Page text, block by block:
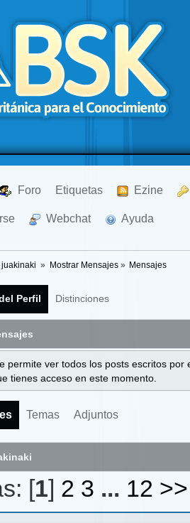
Foro Etiquetas Ezine
Webchat Ayuda
juakinaki » Mostrar Mensajes» Mensajes
Perfil Distinciones
permite ver todos los posts escritos
tienes acceso en este momento.
Temas Adjuntos
[1] 2 3 ... 12 >>